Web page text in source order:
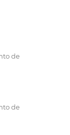
de
de